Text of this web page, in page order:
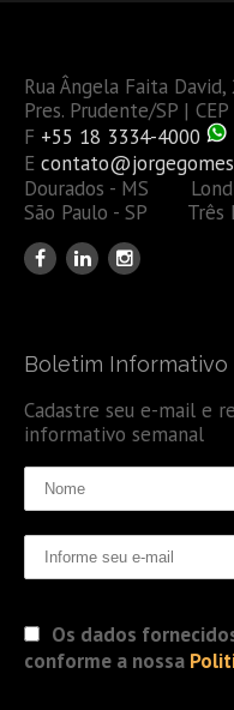
Rua Ângela Faita David,
Pres. Prudente/SP |
F +55 18 3334-4000
E
Dourados - MS
São Paulo - SP Três
Boletim Informativo
Cadastre seu e-mail e
informativo semanal
Os dados
conforme a nossa